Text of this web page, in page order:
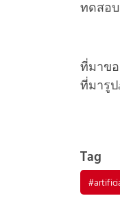
ทดสอบ
ที่มาข
ที่มารู
Tag
#